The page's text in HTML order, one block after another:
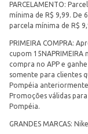
PARCELAMENTO:
mínima de R$ 9,99. De
parcela mínima de R$
PRIMEIRA COMPRA:
cupom 15NAPRIMEIRA
compra no APP e
somente para clientes
Pompéia
Promoções válidas
Pompéia.
GRANDES MARCAS: